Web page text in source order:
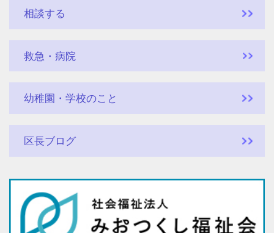
相談する
救急・病院
幼稚園・学校のこと
区長ブログ